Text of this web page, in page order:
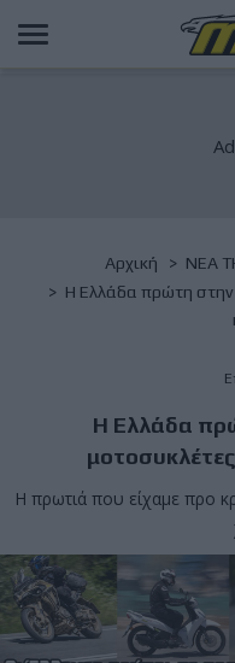
Παράκαμψη
προς
Αρχική NΕΑ
Η Ελλάδα πρώτη
Η Ελλάδα
Η πρωτιά που είχαμε προ